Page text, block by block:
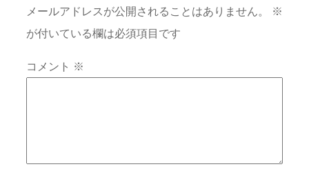
メールアドレスが公開されることはありません。
※
が付いている欄は必須項目です
コメント ※